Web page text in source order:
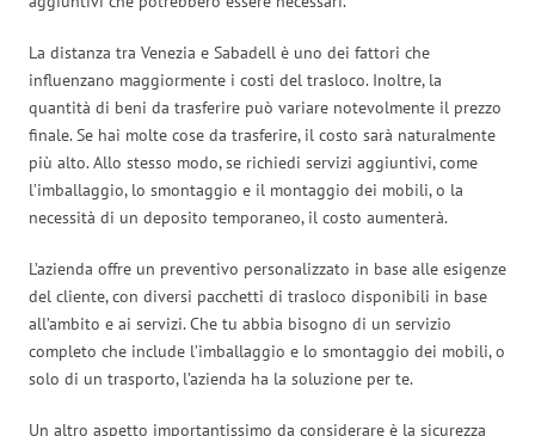
La distanza tra Venezia e Sabadell è uno dei fattori che
influenzano maggiormente i costi del trasloco. Inoltre, la
quantità di beni da trasferire può variare notevolmente il prezzo
finale. Se hai molte cose da trasferire, il costo sarà naturalmente
più alto. Allo stesso modo, se richiedi servizi aggiuntivi, come
l’imballaggio, lo smontaggio e il montaggio dei mobili, o la
necessità di un deposito temporaneo, il costo aumenterà.
L’azienda offre un preventivo personalizzato in base alle esigenze
del cliente, con diversi pacchetti di trasloco disponibili in base
all’ambito e ai servizi. Che tu abbia bisogno di un servizio
completo che include l’imballaggio e lo smontaggio dei mobili, o
solo di un trasporto, l’azienda ha la soluzione per te.
Un altro aspetto importantissimo da considerare è la sicurezza